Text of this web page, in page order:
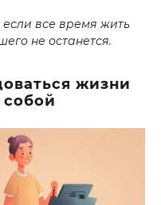
все время жить
не останется.
жизни